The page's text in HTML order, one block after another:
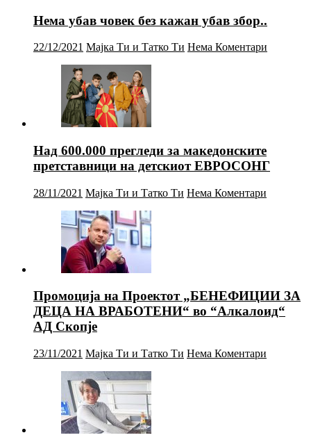
Нема убав човек без кажан убав збор..
22/12/2021 Мајка Ти и Татко Ти Нема Коментари
Над 600.000 прегледи за македонските
претставници на детскиот ЕВРОСОНГ
28/11/2021 Мајка Ти и Татко Ти Нема Коментари
Промоција на Проектот „БЕНЕФИЦИИ ЗА
ДЕЦА НА ВРАБОТЕНИ“ во “Алкалоид“
АД Скопје
23/11/2021 Мајка Ти и Татко Ти Нема Коментари